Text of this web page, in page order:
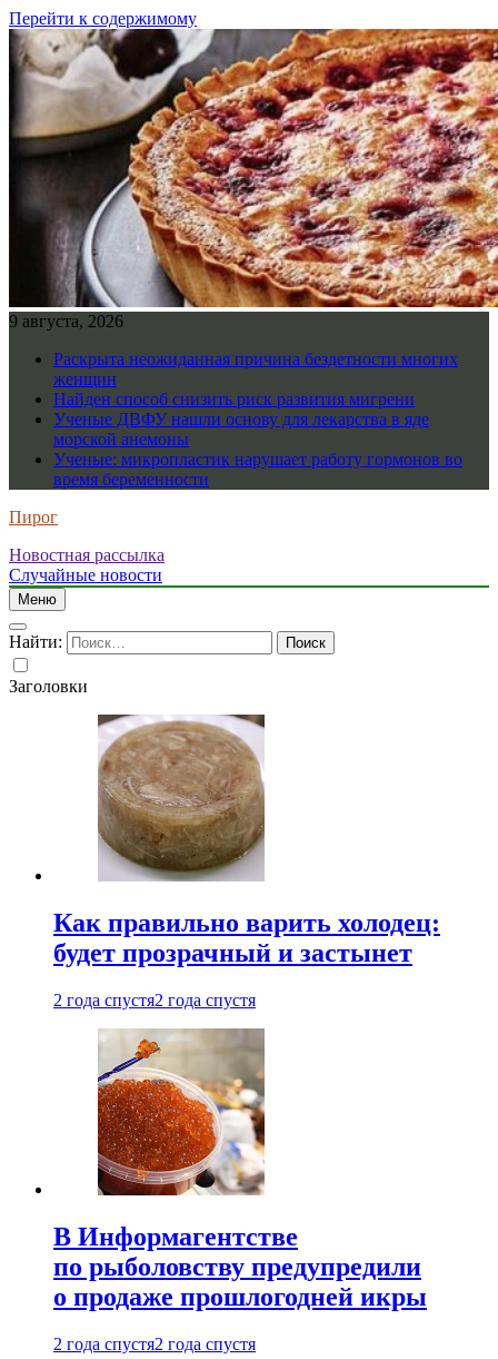
Перейти к содержимому
9 августа, 2026
Раскрыта неожиданная причина бездетности многих
женщин
Найден способ снизить риск развития мигрени
Ученые ДВФУ нашли основу для лекарства в яде
морской анемоны
Ученые: микропластик нарушает работу гормонов во
время беременности
Пирог
Новостная рассылка
Случайные новости
Меню
Найти:
Заголовки
Как правильно варить холодец:
будет прозрачный и застынет
2 года спустя2 года спустя
В Информагентстве
по рыболовству предупредили
о продаже прошлогодней икры
2 года спустя2 года спустя